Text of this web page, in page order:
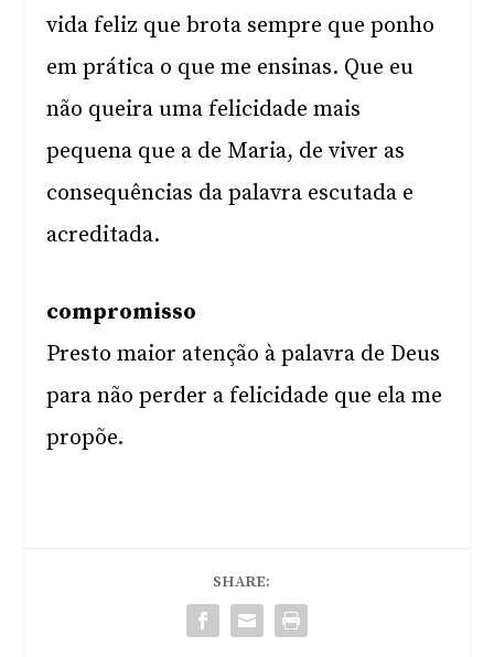
vida feliz que brota sempre que ponho
em prática o que me ensinas. Que eu
não queira uma felicidade mais
pequena que a de Maria, de viver as
consequências da palavra escutada e
acreditada.
compromisso
Presto maior atenção à palavra de Deus
para não perder a felicidade que ela me
propõe.
SHARE: